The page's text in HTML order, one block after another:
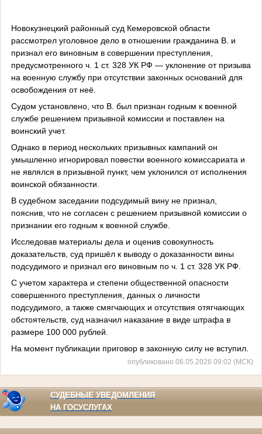
Новокузнецкий районный суд Кемеровской области
рассмотрел уголовное дело в отношении гражданина В. и
признал его виновным в совершении преступления,
предусмотренного ч. 1 ст. 328 УК РФ — уклонение от призыва
на военную службу при отсутствии законных оснований для
освобождения от неё.
Судом установлено, что В. был признан годным к военной
службе решением призывной комиссии и поставлен на
воинский учет.
Однако в период нескольких призывных кампаний он
умышленно игнорировал повестки военного комиссариата и
не являлся в призывной пункт, чем уклонился от исполнения
воинской обязанности.
В судебном заседании подсудимый вину не признал,
пояснив, что не согласен с решением призывной комиссии о
признании его годным к военной службе.
Исследовав материалы дела и оценив совокупность
доказательств, суд пришёл к выводу о доказанности вины
подсудимого и признал его виновным по ч. 1 ст. 328 УК РФ.
С учетом характера и степени общественной опасности
совершенного преступления, данных о личности
подсудимого, а также смягчающих и отсутствия отягчающих
обстоятельств, суд назначил наказание в виде штрафа в
размере 100 000 рублей.
На момент публикации приговор в законную силу не вступил.
опубликовано 06.05.2026 09:02 (МСК)
СУДЕБНЫЕ УВЕДОМЛЕНИЯ
НА ГОСУСЛУГАХ